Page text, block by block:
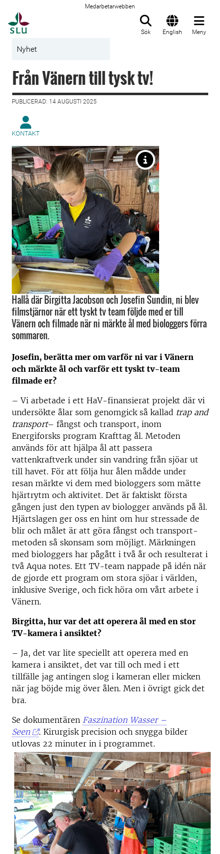
Medarbetarwebben
Sök English Meny
Nyhet
Från Vänern till tysk tv!
PUBLICERAD: 14 AUGUSTI 2025
KONTAKT
Hallå där Birgitta Jacobson och Josefin Sundin, ni blev
filmstjärnor när ett tyskt tv team följde med er till
Vänern och filmade när ni märkte ål med biologgers förra
sommaren.
Josefin, berätta mer om varför ni var i Vänern
och märkte ål och varför ett tyskt tv-team
filmade er?
– Vi arbetade i ett HaV-finansierat projekt där vi
undersökte ålar som genomgick så kallad trap and
transport– fångst och transport, inom
Energiforsks program Krafttag ål. Metoden
används för att hjälpa ål att passera
vattenkraftverk under sin vandring från sjöar ut
till havet. För att följa hur ålen mådde under
resan märkte vi dem med biologgers som mätte
hjärtrytm och aktivitet. Det är faktiskt första
gången just den typen av biologger används på ål.
Hjärtslagen ger oss en hint om hur stressade de
blir och målet är att göra fångst och transport-
metoden så skonsam som möjligt. Märkningen
med biologgers har pågått i två år och resulterat i
två Aqua notes. Ett TV-team nappade på idén när
de gjorde ett program om stora sjöar i världen,
inklusive Sverige, och fick höra om vårt arbete i
Vänern.
Birgitta, hur var det att operera ål med en stor
TV-kamera i ansiktet?
– Ja, det var lite speciellt att operera med en
kamera i ansiktet, det var till och med i ett
tillfälle jag antingen slog i kameran eller micken
när jag böjde mig över ålen. Men i övrigt gick det
bra.
Se dokumentären Faszination Wasser –
Seen
.Kirurgisk precision och snygga bilder
utlovas 22 minuter in i programmet.